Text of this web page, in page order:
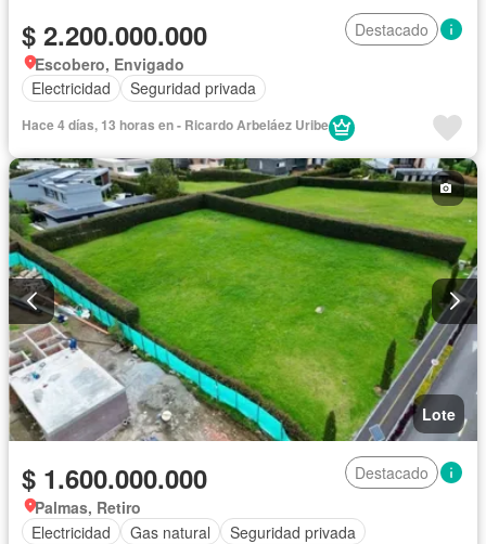
$ 2.200.000.000
Destacado
Escobero, Envigado
Electricidad
Seguridad privada
Hace 4 días, 13 horas en - Ricardo Arbeláez Uribe
Lote
$ 1.600.000.000
Destacado
Palmas, Retiro
Electricidad
Gas natural Seguridad privada